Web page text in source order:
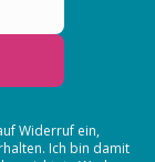
Widerruf ein,
Ich bin damit